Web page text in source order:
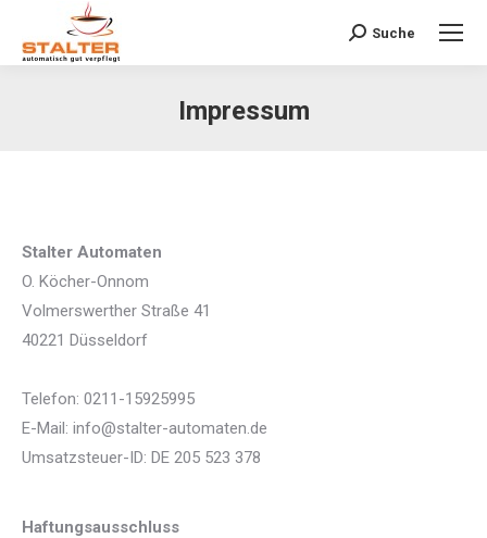
Search:
Suche
Impressum
Stalter Automaten
O. Köcher-Onnom
Volmerswerther Straße 41
40221 Düsseldorf
Telefon: 0211-15925995
E-Mail: info@stalter-automaten.de
Umsatzsteuer-ID: DE 205 523 378
Haftungsausschluss